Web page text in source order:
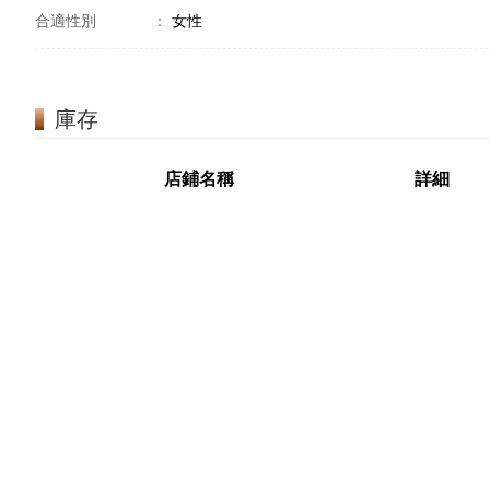
合適性別 ： 女性
庫存
店鋪名稱 詳細